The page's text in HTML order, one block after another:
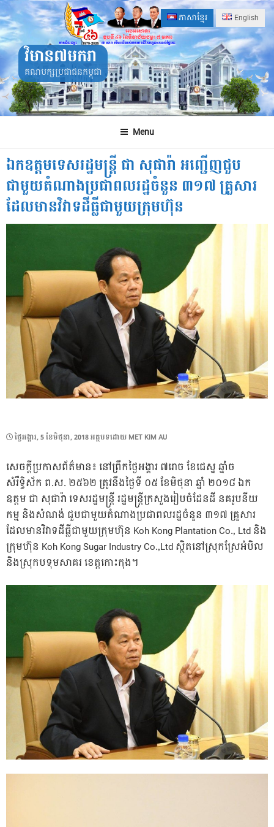
Skip
to
content
ភាសាខ្មែរ English
វិមាន៧មករា
គណបក្សប្រជាជនកម្ពុជា
Menu
ឯកឧត្តមទេសរដ្ឋមន្រ្តី ជា សុផារ៉ា អញ្ជើញជួប
ជាមួយតំណាងប្រជាពលរដ្ឋចំនួន ៣១៧ គ្រួសារ
ដែលមានវិវាទដីធ្លីជាមួយក្រុមហ៊ុន
POSTED
ថ្ងៃ​អង្គារ, 5 ខែ​មិថុនា, 2018អត្ថបទដោយ MET KIM AU
សេចក្ដីប្រកាសព័ត៌មាន៖ នៅព្រឹកថ្ងៃអង្គារ ៧រោច ខែជេស្ឋ ឆ្នាំច
សំរឹទ្ធិស័ក ព.ស. ២៥៦២ ត្រូវនឹងថ្ងៃទី ០៥ ខែមិថុនា ឆ្នាំ ២០១៨ ឯក
ឧត្តម ជា សុផារ៉ា ទេសរដ្ឋមន្រ្តី រដ្ឋមន្រ្តីក្រសួងរៀបចំដែនដី នគរូបនីយ
កម្ម និងសំណង់ ជួបជាមួយតំណាងប្រជាពលរដ្ឋចំនួន ៣១៧ គ្រួសារ
ដែលមានវិវាទដីធ្លីជាមួយក្រុមហ៊ុន Koh Kong Plantation Co., Ltd និង
ក្រុមហ៊ុន Koh Kong Sugar Industry Co.,Ltd ស្ថិតនៅស្រុកស្រែអំបិល
និងស្រុកបទុមសាគរ ខេត្តកោះកុង។